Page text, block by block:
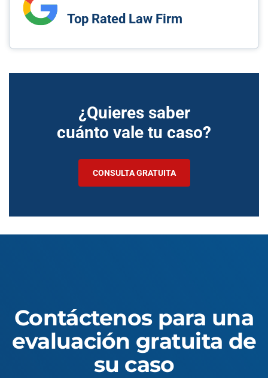
Top Rated Law Firm
¿Quieres saber
cuánto vale tu caso?
CONSULTA GRATUITA
Contáctenos para una
evaluación gratuita de
su caso